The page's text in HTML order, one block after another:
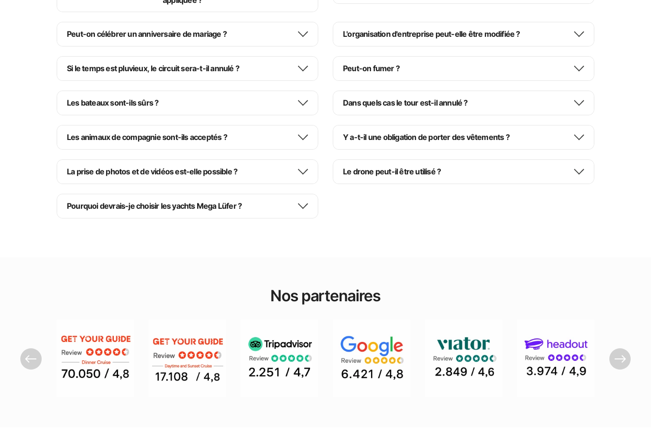
Spectacles de danse rom
Danses folkloriques turques
Musique turque en direct
Spectacles culturels traditionnels
Performance DJ professionnelle
Peut-on célébrer un anniversaire de mariage ? L'organisation d'entreprise peut-elle être modifiée ?
Si le temps est pluvieux, le circuit sera-t-il annulé ? Peut-on fumer ?
Les bateaux sont-ils sûrs ? Dans quels cas le tour est-il annulé ?
Les animaux de compagnie sont-ils acceptés ? Y a-t-il une obligation de porter des vêtements ?
La prise de photos et de vidéos est-elle possible ? Le drone peut-il être utilisé ?
Pourquoi devrais-je choisir les yachts Mega Lüfer ?
Nos partenaires